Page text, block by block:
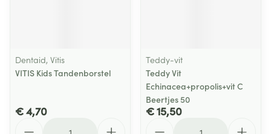
Dentaid, Vitis
VITIS Kids Tandenborstel
€ 4,70
Teddy-vit
Teddy Vit
Echinacea+propolis+vit C
Beertjes 50
€ 15,50